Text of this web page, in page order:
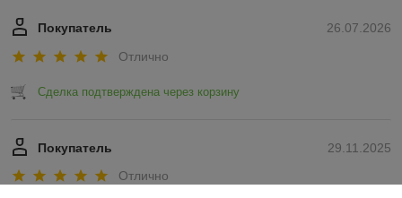
26.07.2026
Покупатель
Отлично
Сделка подтверждена через корзину
29.11.2025
Покупатель
Отлично